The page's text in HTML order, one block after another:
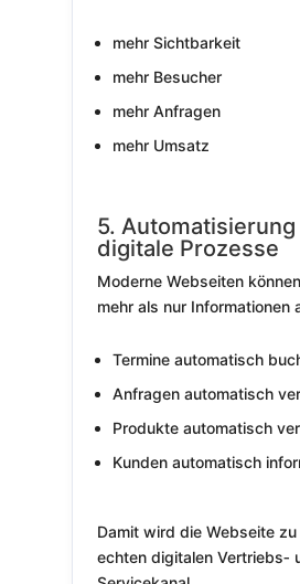
mehr Sichtbarkeit
mehr Besucher
mehr Anfragen
mehr Umsatz
5. Automatisierung
digitale Prozesse
Moderne Webseiten
mehr als nur Informationen
Termine automatisch
Anfragen automatisch
Produkte automatisch
Kunden automatisch
Damit wird die Webseite zu
echten digitalen Vertriebs‑